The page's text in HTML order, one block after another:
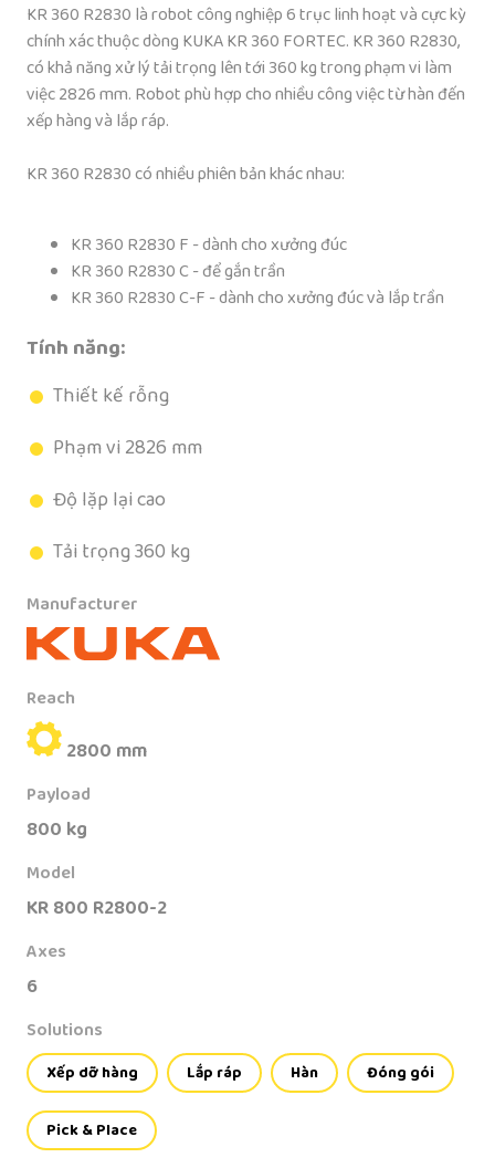
KR 360 R2830 là robot công nghiệp 6 trục linh hoạt và cực kỳ
chính xác thuộc dòng KUKA KR 360 FORTEC. KR 360 R2830,
có khả năng xử lý tải trọng lên tới 360 kg trong phạm vi làm
việc 2826 mm. Robot phù hợp cho nhiều công việc từ hàn đến
xếp hàng và lắp ráp.
KR 360 R2830 có nhiều phiên bản khác nhau:
KR 360 R2830 F - dành cho xưởng đúc
KR 360 R2830 C - để gắn trần
KR 360 R2830 C-F - dành cho xưởng đúc và lắp trần
Tính năng:
Thiết kế rỗng
Phạm vi 2826 mm
Độ lặp lại cao
Tải trọng 360 kg
Manufacturer
Reach
2800 mm
Payload
800 kg
Model
KR 800 R2800-2
Axes
6
Solutions
Xếp dỡ hàng Lắp ráp Hàn Đóng gói
Pick & Place